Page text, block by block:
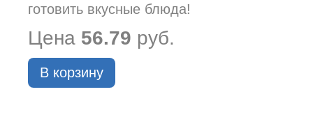
готовить вкусные блюда!
Цена 56.79 руб.
В корзину